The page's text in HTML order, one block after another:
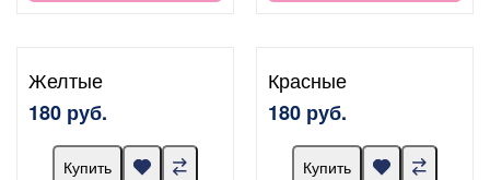
Желтые
180 руб.
Купить
Красные
180 руб.
Купить